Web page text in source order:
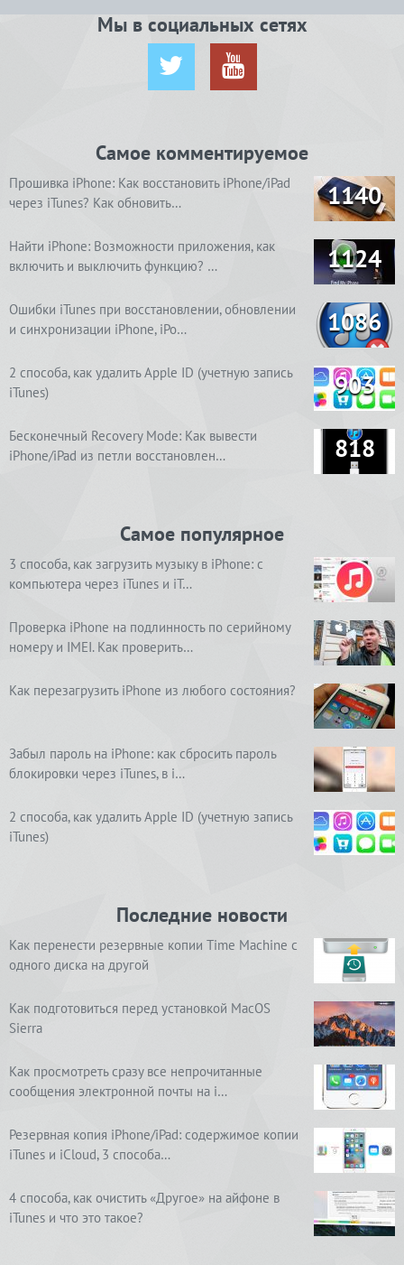
Мы в социальных сетях
Самое комментируемое
Прошивка iPhone: Как восстановить iPhone/iPad
через iTunes? Как обновить…
1140
Найти iPhone: Возможности приложения, как
включить и выключить функцию? …
1124
Ошибки iTunes при восстановлении, обновлении
и синхронизации iPhone, iPo…
1086
2 способа, как удалить Apple ID (учетную запись
iTunes)
903
Бесконечный Recovery Mode: Как вывести
iPhone/iPad из петли восстановлен…
818
Самое популярное
3 способа, как загрузить музыку в iPhone: с
компьютера через iTunes и iT…
Проверка iPhone на подлинность по серийному
номеру и IMEI. Как проверить…
Как перезагрузить iPhone из любого состояния?
Забыл пароль на iPhone: как сбросить пароль
блокировки через iTunes, в i…
2 способа, как удалить Apple ID (учетную запись
iTunes)
Последние новости
Как перенести резервные копии Time Machine с
одного диска на другой
Как подготовиться перед установкой MacOS
Sierra
Как просмотреть сразу все непрочитанные
сообщения электронной почты на i…
Резервная копия iPhone/iPad: содержимое копии
iTunes и iCloud, 3 способа…
4 способа, как очистить «Другое» на айфоне в
iTunes и что это такое?